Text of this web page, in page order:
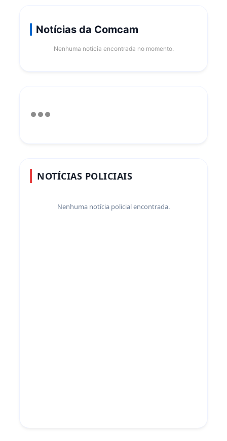
Notícias da Comcam
Nenhuma notícia encontrada no momento.
NOTÍCIAS POLICIAIS
Nenhuma notícia policial encontrada.